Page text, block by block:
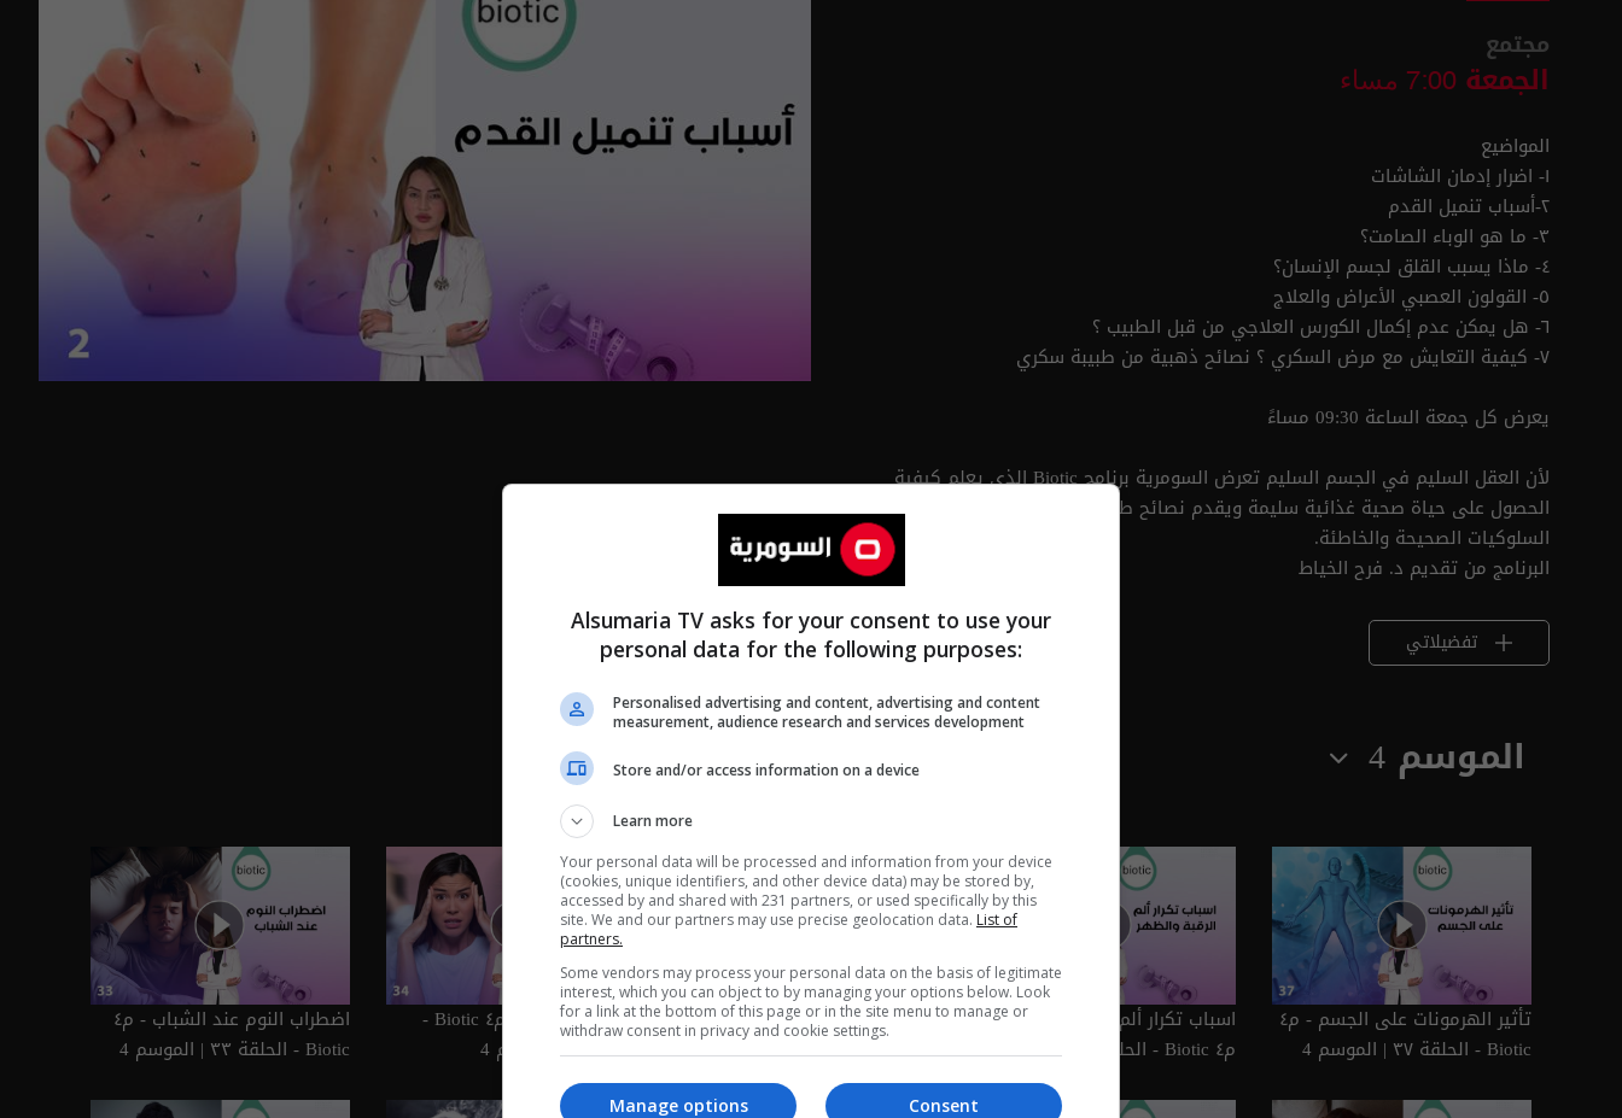
مجتمع
الجمعة 7:00 مساء
المواضيع
١- اضرار إدمان الشاشات
٢-أسباب تنميل القدم
٣- ما هو الوباء الصامت؟
٤- ماذا يسبب القلق لجسم الإنسان؟
٥- القولون العصبي الأعراض والعلاج
٦- هل يمكن عدم إكمال الكورس العلاجي من قبل الطبيب ؟
٧- كيفية التعايش مع مرض السكري ؟ نصائح ذهبية من طبيبة سكري
يعرض كل جمعة الساعة 09:30 مساءً
لأن العقل السليم في الجسم السليم تعرض السومرية برنامج Biotic الذي يعلم كيفية
الحصول على حياة صحية غذائية سليمة ويقدم نصائح طبية ورياضية ويعلم المشاهد
السلوكيات الصحيحة والخاطئة.
البرنامج من تقديم د. فرح الخياط
تفضيلاتي
الموسم 4
تأثير الهرمونات على الجسم - م٤
Biotic - الحلقة ٣٧ | الموسم 4
اسباب تكرار ألم الرقبة والظهر-
م٤ Biotic - الحلقة ٣٦ | الموسم 4
الحروق التي تسببها الألعاب
النارية في الاعياد - م٤ Biotic -
الحلقة ٣٥ | الموسم 4
هرمونات النساء - م٤ Biotic -
الحلقة ٣٤ | الموسم 4
اضطراب النوم عند الشباب - م٤
Biotic - الحلقة ٣٣ | الموسم 4
Alsumaria TV asks for your consent to use your
personal data for the following purposes:
Personalised advertising and content, advertising and content
measurement, audience research and services development
Store and/or access information on a device
Learn more
Your personal data will be processed and information from your device
(cookies, unique identifiers, and other device data) may be stored by,
accessed by and shared with 231 partners, or used specifically by this
site. We and our partners may use precise geolocation data. List of
partners.
Some vendors may process your personal data on the basis of legitimate
interest, which you can object to by managing your options below. Look
for a link at the bottom of this page or in the site menu to manage or
withdraw consent in privacy and cookie settings.
Consent
Manage options